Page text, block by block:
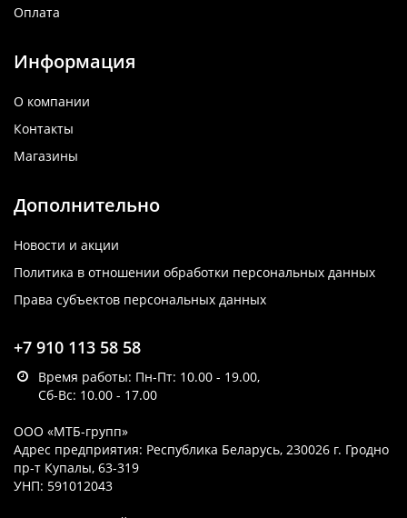
Оплата
Информация
О компании
Контакты
Магазины
Дополнительно
Новости и акции
Политика в отношении обработки персональных данных
Права субъектов персональных данных
+7 910 113 58 58
Время работы: Пн-Пт: 10.00 - 19.00,
Сб-Вс: 10.00 - 17.00
ООО «МТБ-групп»
Адрес предприятия: Республика Беларусь, 230026 г. Гродно
пр-т Купалы, 63-319
УНП: 591012043